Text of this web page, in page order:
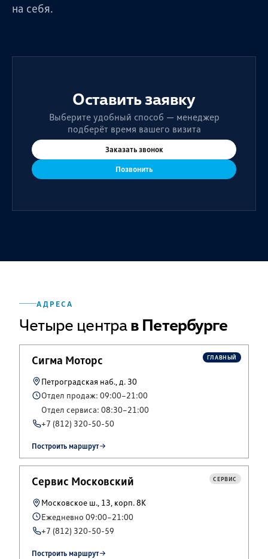
на себя.
Оставить заявку
Выберите удобный способ — менеджер
подберёт время вашего визита
Заказать звонок
Позвонить
АДРЕСА
Четыре центра в Петербурге
Сигма Моторс ГЛАВНЫЙ
Петроградская наб., д. 30
Отдел продаж: 09:00–21:00
Отдел сервиса: 08:30–21:00
+7 (812) 320-50-50
Построить маршрут
Сервис Московский СЕРВИС
Московское ш., 13, корп. 8К
Ежедневно 09:00–21:00
+7 (812) 320-50-59
Построить маршрут